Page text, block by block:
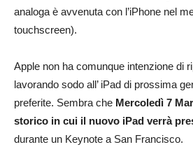
analoga è avvenuta con l’iPhone nel
touchscreen).
Apple non ha comunque intenzione di
lavorando sodo all’ iPad di prossima
preferite. Sembra che Mercoledì 7
storico in cui il nuovo iPad verrà
durante un Keynote a San Francisco.